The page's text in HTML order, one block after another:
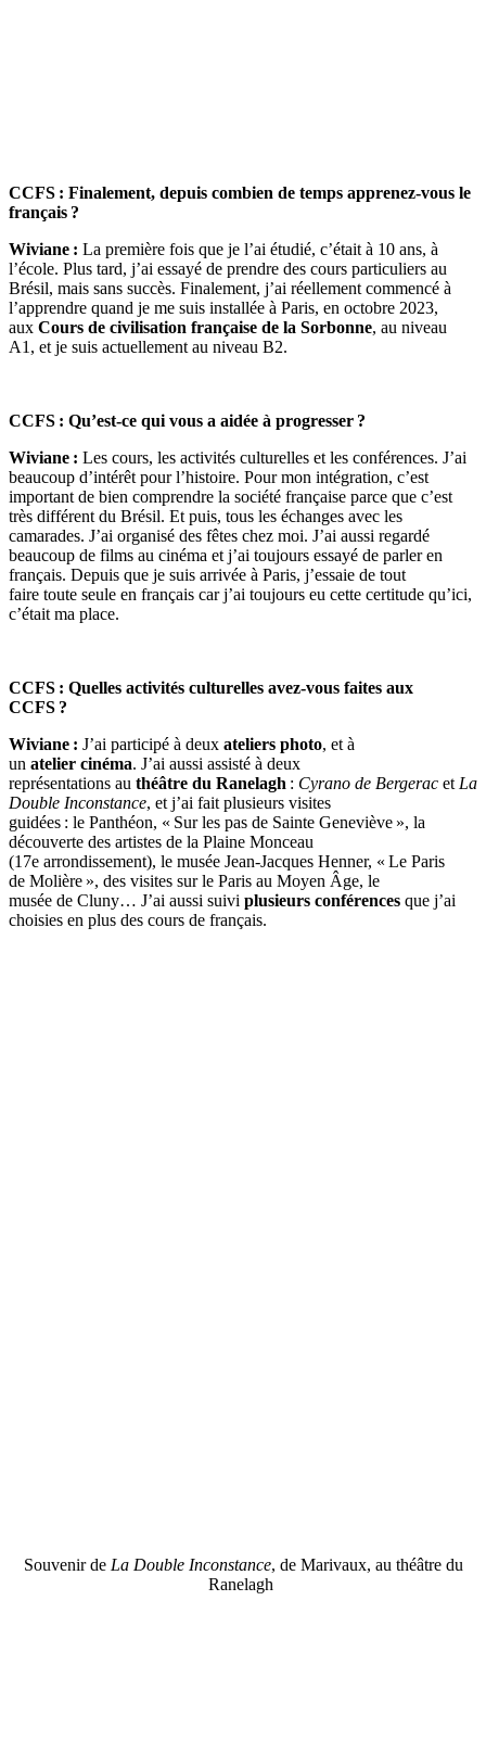
CCFS : Finalement, depuis combien de temps apprenez-vous le
français ?
Wiviane : La première fois que je l’ai étudié, c’était à 10 ans, à
l’école. Plus tard, j’ai essayé de prendre des cours particuliers au
Brésil, mais sans succès. Finalement, j’ai réellement commencé à
l’apprendre quand je me suis installée à Paris, en octobre 2023,
aux Cours de civilisation française de la Sorbonne, au niveau
A1, et je suis actuellement au niveau B2.
CCFS : Qu’est-ce qui vous a aidée à progresser ?
Wiviane : Les cours, les activités culturelles et les conférences. J’ai
beaucoup d’intérêt pour l’histoire. Pour mon intégration, c’est
important de bien comprendre la société française parce que c’est
très différent du Brésil. Et puis, tous les échanges avec les
camarades. J’ai organisé des fêtes chez moi. J’ai aussi regardé
beaucoup de films au cinéma et j’ai toujours essayé de parler en
français. Depuis que je suis arrivée à Paris, j’essaie de tout
faire toute seule en français car j’ai toujours eu cette certitude qu’ici,
c’était ma place.
CCFS : Quelles activités culturelles avez-vous faites aux
CCFS ?
Wiviane : J’ai participé à deux ateliers photo, et à
un atelier cinéma. J’ai aussi assisté à deux
représentations au théâtre du Ranelagh : Cyrano de Bergerac et La
Double Inconstance, et j’ai fait plusieurs visites
guidées : le Panthéon, « Sur les pas de Sainte Geneviève », la
découverte des artistes de la Plaine Monceau
(17e arrondissement), le musée Jean-Jacques Henner, « Le Paris
de Molière », des visites sur le Paris au Moyen Âge, le
musée de Cluny… J’ai aussi suivi plusieurs conférences que j’ai
choisies en plus des cours de français.
Souvenir de La Double Inconstance, de Marivaux, au théâtre du
Ranelagh